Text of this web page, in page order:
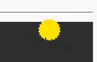
Check it out!